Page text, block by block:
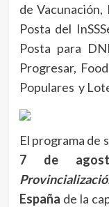
de
Posta del
Posta para
Progresar,
Populares y
El programa de
7 de
España de la